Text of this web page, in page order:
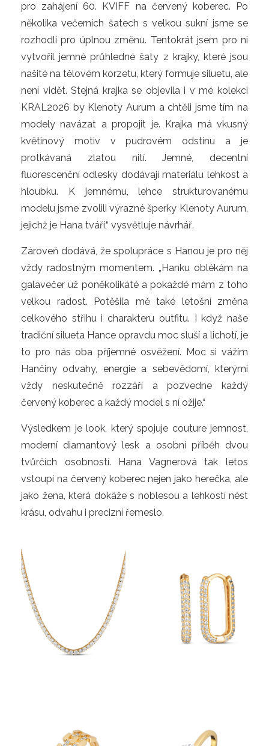
pro zahájení 60. KVIFF na červený koberec. Po
několika večerních šatech s velkou sukní jsme se
rozhodli pro úplnou změnu. Tentokrát jsem pro ni
vytvořil jemné průhledné šaty z krajky, které jsou
našité na tělovém korzetu, který formuje siluetu, ale
není vidět. Stejná krajka se objevila i v mé kolekci
KRAL2026 by Klenoty Aurum a chtěli jsme tím na
modely navázat a propojit je. Krajka má vkusný
květinový motiv v pudrovém odstínu a je
protkávaná zlatou nití. Jemné, decentní
fluorescenční odlesky dodávají materiálu lehkost a
hloubku. K jemnému, lehce strukturovanému
modelu jsme zvolili výrazné šperky Klenoty Aurum,
jejichž je Hana tváří,“ vysvětluje návrhář.
Zároveň dodává, že spolupráce s Hanou je pro něj
vždy radostným momentem. „Hanku oblékám na
galavečer už poněkolikáté a pokaždé mám z toho
velkou radost. Potěšila mě také letošní změna
celkového střihu i charakteru outfitu. I když naše
tradiční silueta Hance opravdu moc sluší a lichotí, je
to pro nás oba příjemné osvěžení. Moc si vážím
Hančiny odvahy, energie a sebevědomí, kterými
vždy neskutečně rozzáří a pozvedne každý
červený koberec a každý model s ní ožije.“
Výsledkem je look, který spojuje couture jemnost,
moderní diamantový lesk a osobní příběh dvou
tvůrčích osobností. Hana Vagnerová tak letos
vstoupí na červený koberec nejen jako herečka, ale
jako žena, která dokáže s noblesou a lehkostí nést
krásu, odvahu i precizní řemeslo.